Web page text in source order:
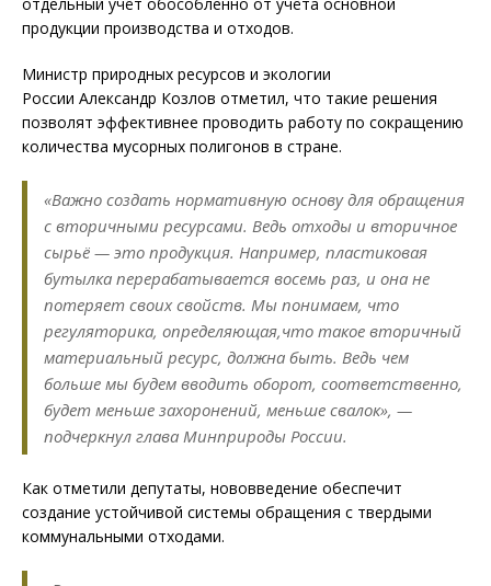
продукции производства и отходов.
Министр природных ресурсов и экологии
России Александр Козлов отметил, что такие решения
позволят эффективнее проводить работу по сокращению
количества мусорных полигонов в стране.
«Важно создать нормативную основу для обращения
с вторичными ресурсами. Ведь отходы и вторичное
сырьё — это продукция. Например, пластиковая
бутылка перерабатывается восемь раз, и она не
потеряет своих свойств. Мы понимаем, что
регуляторика, определяющая,что такое вторичный
материальный ресурс, должна быть. Ведь чем
больше мы будем вводить оборот, соответственно,
будет меньше захоронений, меньше свалок», —
подчеркнул глава Минприроды России.
Как отметили депутаты, нововведение обеспечит
создание устойчивой системы обращения с твердыми
коммунальными отходами.